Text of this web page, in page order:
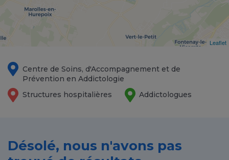
Leaflet
Centre de Soins, d'Accompagnement et de
Prévention en Addictologie
Structures hospitalières
Addictologues
Désolé, nous n'avons pas